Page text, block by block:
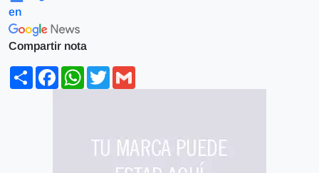
en
Compartir nota
ShareFacebookWhatsApp
Twitter